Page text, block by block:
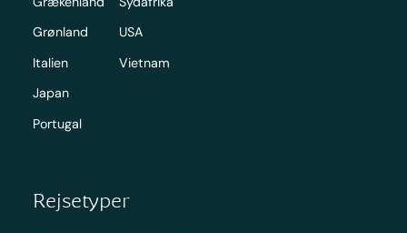
Grønland
Italien
Japan
Portugal
USA
Vietnam
Rejsetyper